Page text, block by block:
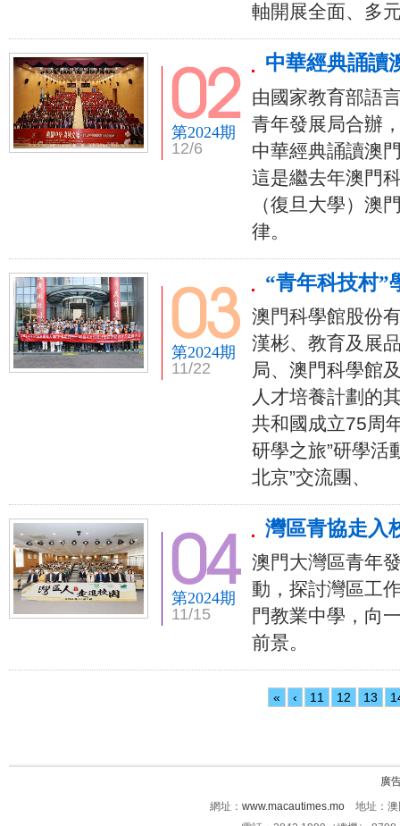
軸開展全面、多
第2024期
12/6
中華經典誦讀
由國家教育部語
青年發展局合辦
中華經典誦讀澳
這是繼去年澳門
（復旦大學）澳
律。
第2024期
11/22
“青年科技村”
澳門科學館股份
漢彬、教育及展
局、澳門科學館
人才培養計劃的
共和國成立75周
研學之旅”研學活
北京”交流團、
第2024期
11/15
灣區青協走入
澳門大灣區青年
動，探討灣區工
門教業中學，向
前景。
« ‹ 11 12 13
廣
網址： www.macautimes.mo 地址：澳